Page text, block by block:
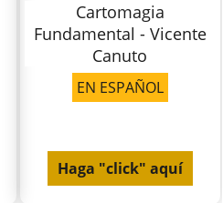
Cartomagia
Fundamental - Vicente
Canuto
EN ESPAÑOL
Haga "click" aquí